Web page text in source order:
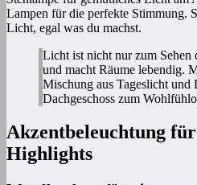
Lampen für die perfekte Stimmung.
Licht, egal was du machst.
Licht ist nicht nur zum Sehen
und macht Räume lebendig.
Mischung aus Tageslicht und
Dachgeschoss zum
Akzentbeleuchtung für
Highlights